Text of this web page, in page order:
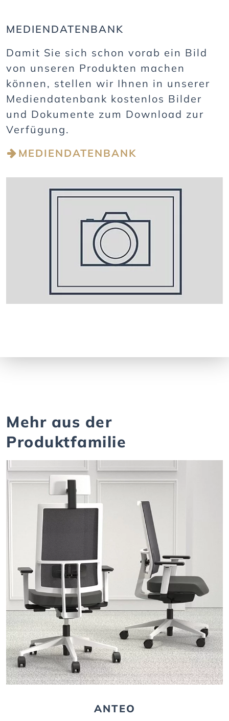
MEDIENDATENBANK
Damit Sie sich schon vorab ein Bild
von unseren Produkten machen
können, stellen wir Ihnen in unserer
Mediendatenbank kostenlos Bilder
und Dokumente zum Download zur
Verfügung.
MEDIENDATENBANK
Mehr aus der
Produktfamilie
ANTEO